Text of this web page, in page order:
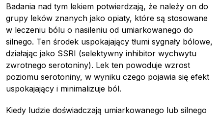
Badania nad tym lekiem potwierdzają, że należy on do
grupy leków znanych jako opiaty, które są stosowane
w leczeniu bólu o nasileniu od umiarkowanego do
silnego. Ten środek uspokajający tłumi sygnały bólowe,
działając jako SSRI (selektywny inhibitor wychwytu
zwrotnego serotoniny). Lek ten powoduje wzrost
poziomu serotoniny, w wyniku czego pojawia się efekt
uspokajający i minimalizuje ból.
Kiedy ludzie doświadczają umiarkowanego lub silnego